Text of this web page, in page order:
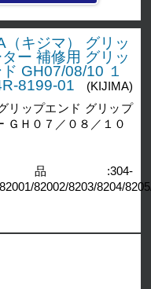
（キジマ） グリッ
ー 補修用 グリッ
GH07/08/10 １
8199-01
(KIJIMA)
リップエンド グリップ
ＧＨ０７／０８／１０
:304-
82002/8203/8204/